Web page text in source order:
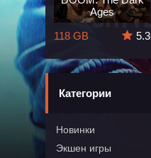
5.7
Ages
118 GB
5.3
Категории
Новинки
Экшен игры